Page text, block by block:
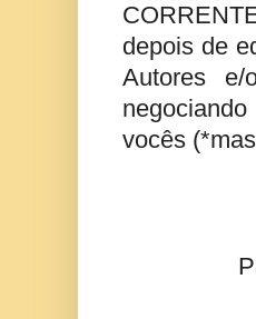
depois de
Autores e/
vocês
Para